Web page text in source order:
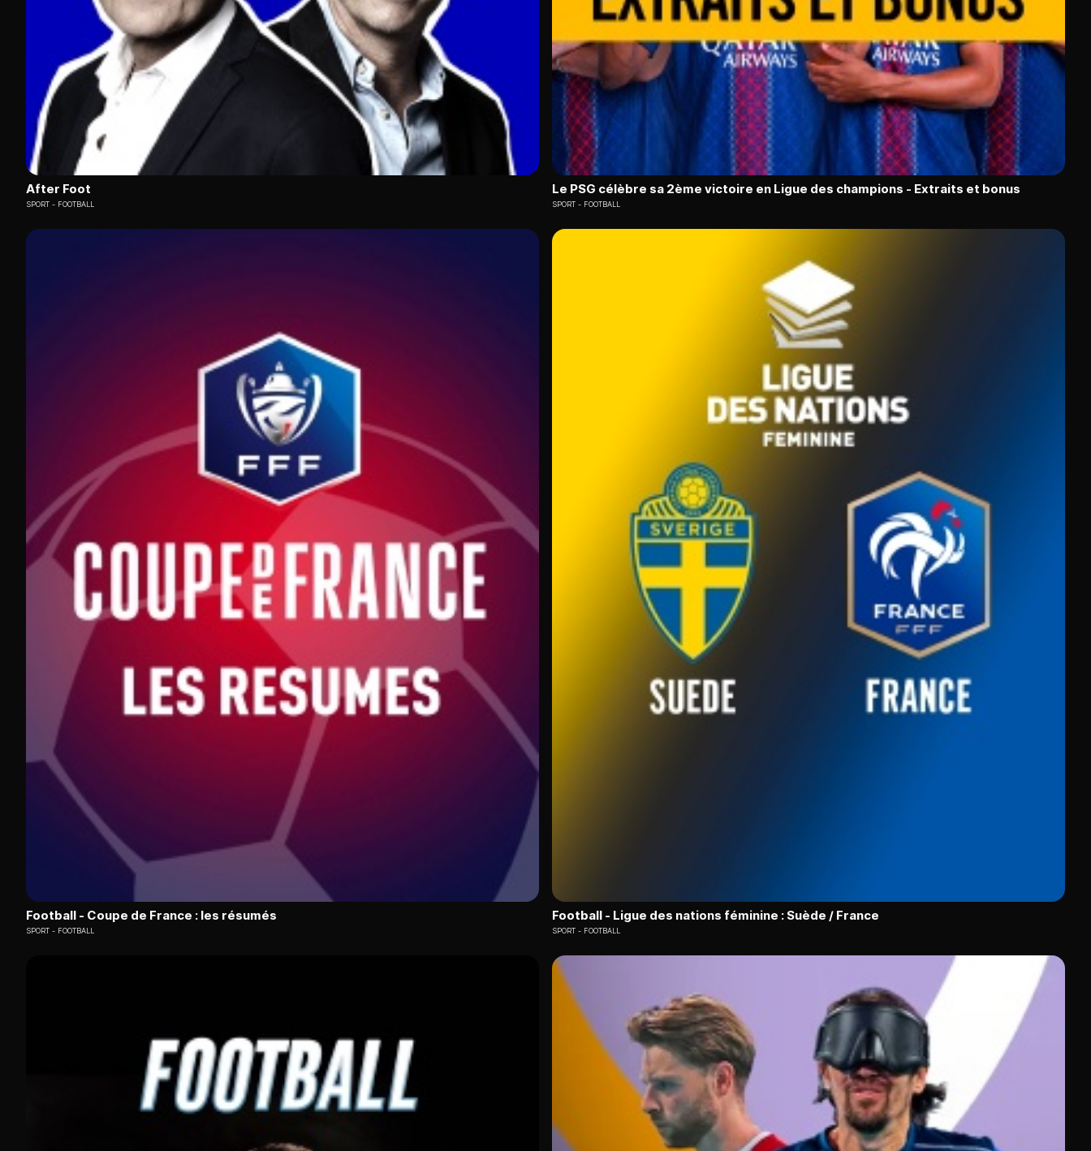
After Foot
SPORT FOOTBALL
Le PSG célèbre sa 2ème victoire en Ligue des champions - Extraits et bonus
SPORT FOOTBALL
Football - Coupe de France : les résumés
SPORT FOOTBALL
Football - Ligue des nations féminine : Suède / France
SPORT FOOTBALL